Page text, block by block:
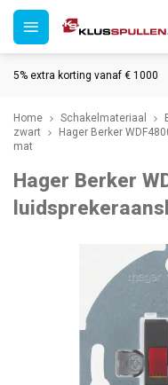
5% extra korting vanaf € 1000
Home Schakelmateriaal
zwart
Hager Berker
mat
Hager Berker